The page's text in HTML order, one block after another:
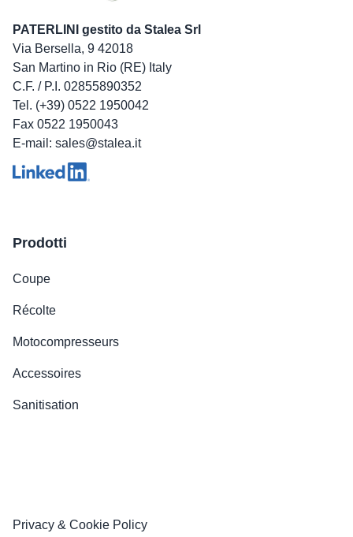
PATERLINI gestito da Stalea Srl
Via Bersella, 9 42018
San Martino in Rio (RE) Italy
C.F. / P.I. 02855890352
Tel. (+39) 0522 1950042
Fax 0522 1950043
E-mail: sales@stalea.it
Prodotti
Coupe
Récolte
Motocompresseurs
Accessoires
Sanitisation
Privacy & Cookie Policy